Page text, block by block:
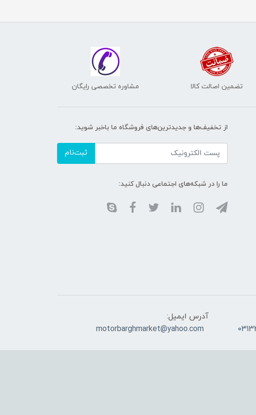
تضمین اصالت کالا مشاوره تخصصی رایگان
از تخفیف‌ها و جدیدترین‌های فروشگاه ما باخبر شوید:
ثبت‌نام
ما را در شبکه‌های اجتماعی دنبال کنید:
آدرس ایمیل:
motorbarghmarket@yahoo.com